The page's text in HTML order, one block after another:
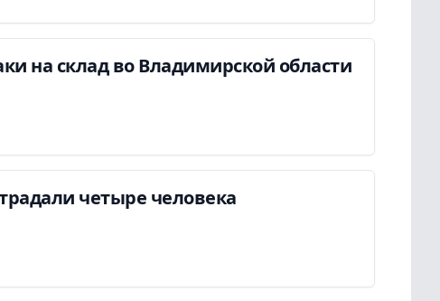
на склад во Владимирской области
четыре человека